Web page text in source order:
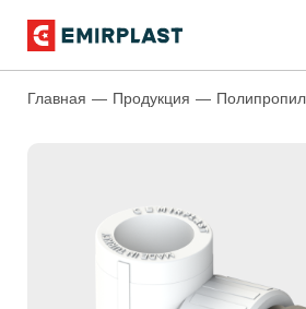
Главная Продукция